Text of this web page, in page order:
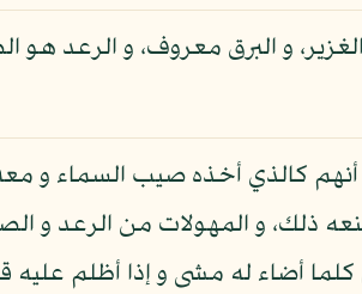
و البرق معروف، و الرعد
أنهم كالذي أخذه صيب السماء و
ذلك، و المهولات من الرعد و
أضاء له مشى و إذا أظلم عليه